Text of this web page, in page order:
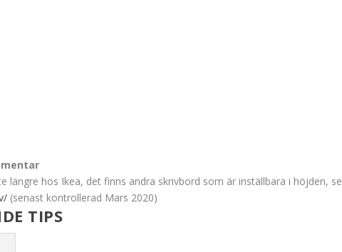
längre hos Ikea, det finns andra skrivbord som är inställbara i höjden, se
(senast kontrollerad Mars 2020)
TIPS